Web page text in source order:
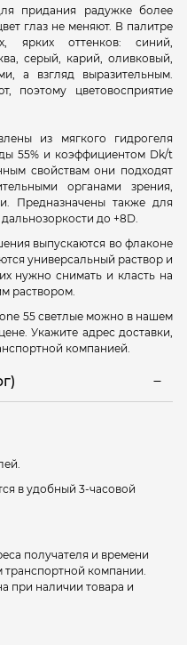
придания радужке более
глаз не меняют. В палитре
ярких оттенков: синий,
серый, карий, оливковый,
а взгляд выразительным.
поэтому цветовосприятие
из мягкого гидрогеля
55% и коэффициентом Dk/t
свойствам они подходят
органами зрения,
Предназначены также для
до +8D.
выпускаются во флаконе
универсальный раствор и
нужно снимать и класть на
раствором.
55 светлые можно в нашем
Укажите адрес доставки,
компанией.
в удобный 3-часовой
получателя и времени
транспортной компании.
при наличии товара и